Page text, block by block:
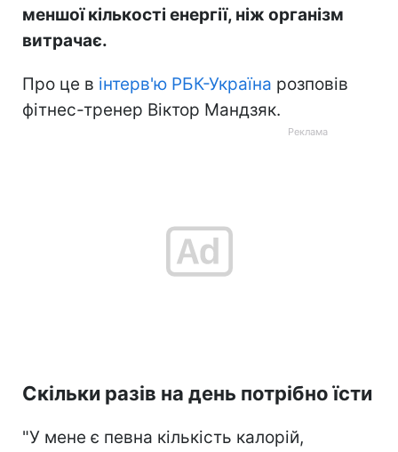
меншої кількості енергії, ніж організм
витрачає.
Про це в інтерв'ю РБК-Україна розповів
фітнес-тренер Віктор Мандзяк.
Скільки разів на день потрібно їсти
"У мене є певна кількість калорій,